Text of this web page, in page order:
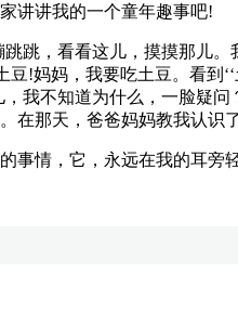
讲讲我的一个童年趣事吧!
跳，看看这儿，摸摸那儿。
!妈妈，我要吃土豆。看到
我不知道为什么，一脸疑
在那天，爸爸妈妈教我认识
情，它，永远在我的耳旁轻